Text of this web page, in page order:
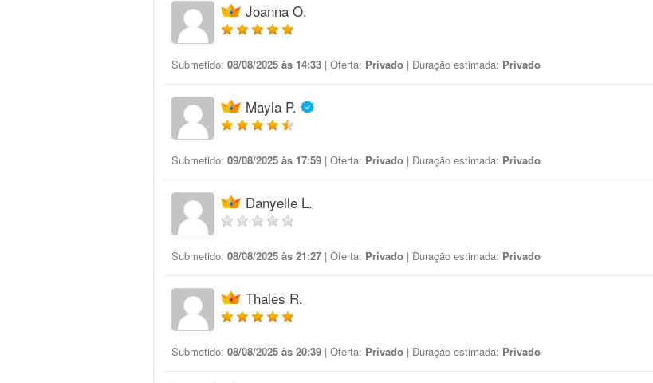
Joanna O.
Submetido: 08/08/2025 às 14:33 | Oferta: Privado | Duração estimada: Privado
Mayla P.
Submetido: 09/08/2025 às 17:59 | Oferta: Privado | Duração estimada: Privado
Danyelle L.
Submetido: 08/08/2025 às 21:27 | Oferta: Privado | Duração estimada: Privado
Thales R.
Submetido: 08/08/2025 às 20:39 | Oferta: Privado | Duração estimada: Privado